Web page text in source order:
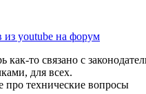
из youtube на форум
то связано с
для всех.
про технические вопросы